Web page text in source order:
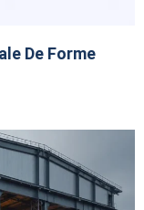
De Forme